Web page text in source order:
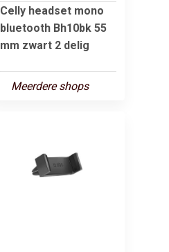
Celly headset mono
bluetooth Bh10bk 55
mm zwart 2 delig
Meerdere shops